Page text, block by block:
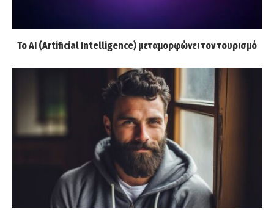
Το AI (Artificial Intelligence) μεταμορφώνει τον τουρισμό